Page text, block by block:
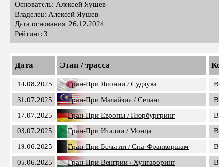
Основатель: Алексей Яушев
Владелец: Алексей Яушев
Дата основания: 26.12.2024
Рейтинг: 3
Дата Этап / трасса
14.08.2025 Гран-При Японии / Судзука
31.07.2025
Гран-При Малайзии / Сепанг
17.07.2025
Гран-При Европы / Нюрбургринг
03.07.2025
Гран-При Италии / Монца
19.06.2025
Гран-При Бельгии / Спа-Франкоршам
05.06.2025
Гран-При Венгрии / Хунгароринг